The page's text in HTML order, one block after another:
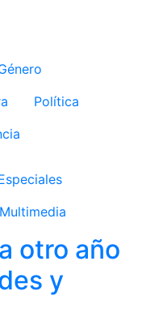
Política
Multimedia
otro año
y